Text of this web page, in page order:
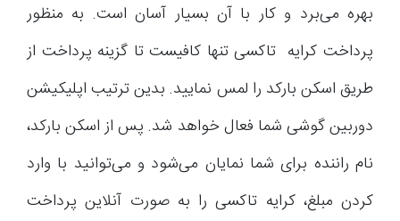
بهره می‌برد و کار با آن بسیار آسان است. به منظور
پرداخت کرایه تاکسی تنها کافیست تا گزینه پرداخت از
طریق اسکن بارکد را لمس نمایید. بدین ترتیب اپلیکیشن
دوربین گوشی شما فعال خواهد شد. پس از اسکن بارکد،
نام راننده برای شما نمایان می‌شود و می‌توانید با وارد
کردن مبلغ، کرایه تاکسی را به صورت آنلاین پرداخت